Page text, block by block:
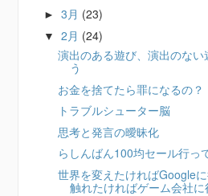
►3月 (23)
▼2月 (24)
演出のある遊び、演出のな
う
お金を捨てたら罪になるの？
トラブルシューター脳
思考と発言の曖昧化
らしんばん100均セール行っ
世界を変えたければGoogle
触れたければゲーム会社に